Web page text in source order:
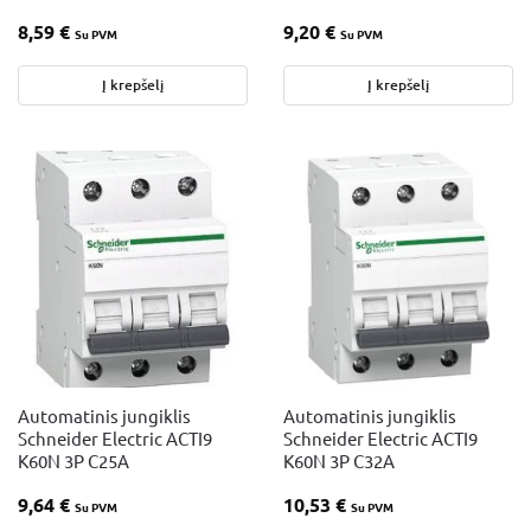
8,59€ Su PVM
Į krepšelį
9,20€ Su PVM
Į krepšelį
Automatinis jungiklis
Schneider Electric ACTI9
K60N 3P C25A
9,64€ Su PVM
Automatinis jungiklis
Schneider Electric ACTI9
K60N 3P C32A
10,53 € Su PVM